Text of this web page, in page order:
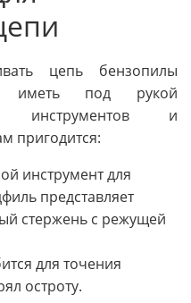
цепь бензопилы
иметь под рукой
инструментов и
пригодится:
инструмент для
представляет
стержень с режущей
для точения
остроту.